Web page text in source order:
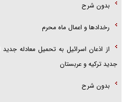
بدون شرح
رخداد‌ها و اعمال ماه محرم
از اذعان اسرائیل به تحمیل معادله
جدید ترکیه و عربستان
بدون شرح